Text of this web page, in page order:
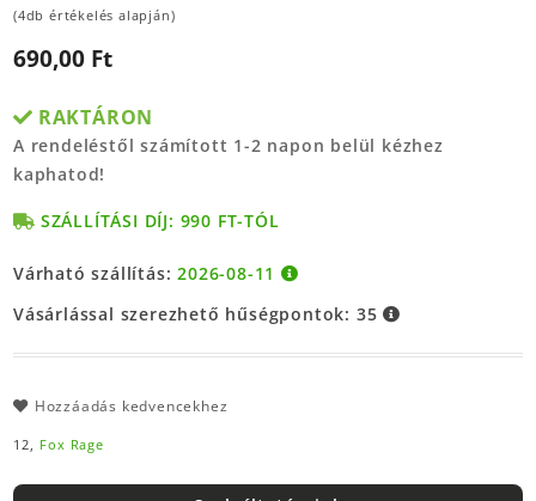
(4db értékelés alapján)
690,00 Ft
RAKTÁRON
A rendeléstől számított 1-2 napon belül kézhez
kaphatod!
SZÁLLÍTÁSI DÍJ: 990 FT-TÓL
Várható szállítás:2026-08-11
Vásárlással szerezhető hűségpontok: 35
Hozzáadás kedvencekhez
12, Fox Rage